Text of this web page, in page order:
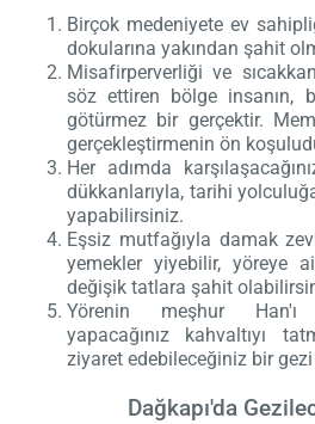
Birçok medeniyete ev
dokularına yakından şahit
Misafirperverliği ve
söz ettiren bölge insanın,
götürmez bir gerçektir.
gerçekleştirmenin ön
Her adımda
dükkanlarıyla, tarihi
yapabilirsiniz.
Eşsiz mutfağıyla damak
yemekler yiyebilir, yöreye
değişik tatlara şahit
Yörenin meşhur Han'ı
yapacağınız kahvaltıyı
ziyaret edebileceğiniz bir gezi
Dağkapı'da